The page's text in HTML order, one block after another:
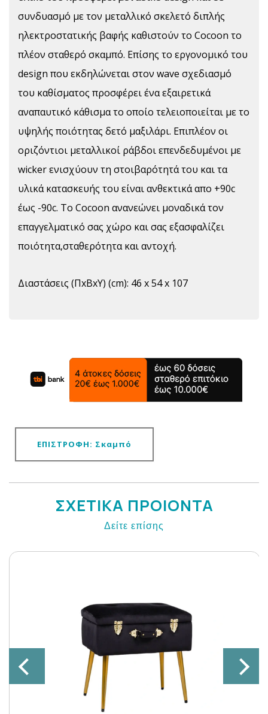
συνδυασμό με τον μεταλλικό σκελετό διπλής
ηλεκτροστατικής βαφής καθιστούν τo Cocoon το
πλέον σταθερό σκαμπό. Επίσης το εργονομικό του
design που εκδηλώνεται στον wave σχεδιασμό
του καθίσματος προσφέρει ένα εξαιρετικά
αναπαυτικό κάθισμα το οποίο τελειοποιείται με το
υψηλής ποιότητας δετό μαξιλάρι. Επιπλέον οι
οριζόντιοι μεταλλικοί ράβδοι επενδεδυμένοι με
wicker ενισχύουν τη στοιβαρότητά του και τα
υλικά κατασκευής του είναι ανθεκτικά απο +90c
έως -90c. Το Cocoon ανανεώνει μοναδικά τον
επαγγελματικό σας χώρο και σας εξασφαλίζει
ποιότητα,σταθερότητα και αντοχή.
Διαστάσεις (ΠxBxΥ) (cm): 46 x 54 x 107
ΕΠΙΣΤΡΟΦΗ: Σκαμπό
ΣΧΕΤΙΚΑ ΠΡΟΙΟΝΤΑ
Δείτε επίσης